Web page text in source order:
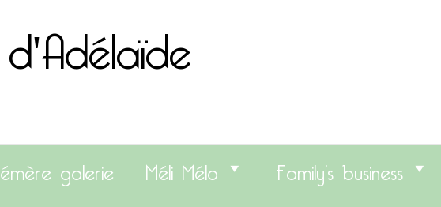
galerie Méli Mélo Family’s business